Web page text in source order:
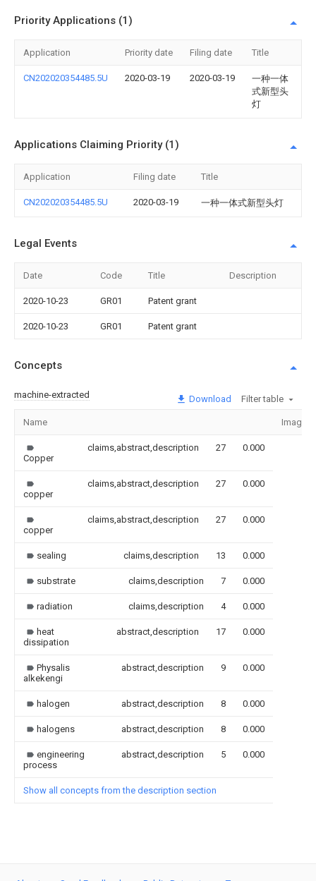
Priority Applications (1)
Application Priority date Filing date Title
CN202020354485.5U 2020-03-19 2020-03-19
一种一体
式新型头
灯
Applications Claiming Priority (1)
Application Filing date Title
CN202020354485.5U 2020-03-19 一种一体式新型头灯
Legal Events
Date Code Title Description
2020-10-23 GR01 Patent grant
2020-10-23 GR01 Patent grant
Concepts
machine-extracted Download Filter table
Name Image
Copper
claims,abstract,description 27 0.000
copper
claims,abstract,description 27 0.000
copper
claims,abstract,description 27 0.000
sealing claims,description 13 0.000
substrate claims,description 7 0.000
radiation claims,description 4 0.000
heat
dissipation
abstract,description 17 0.000
Physalis
alkekengi
abstract,description 9 0.000
halogen abstract,description 8 0.000
halogens abstract,description 8 0.000
engineering
process
abstract,description 5 0.000
Show all concepts from the description section